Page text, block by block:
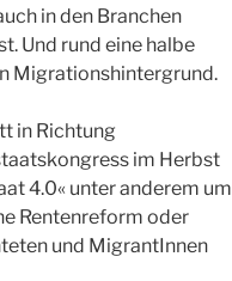
in den Branchen
Und rund eine halbe
Migrationshintergrund.
in Richtung
im Herbst
4.0« unter anderem um
Rentenreform oder
und MigrantInnen